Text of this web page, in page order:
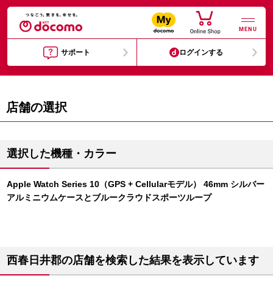
MENU
サポート ログインする
店舗の選択
選択した機種・カラー
Apple Watch Series 10（GPS + Cellularモデル） 46mm シルバー
アルミニウムケースとブルークラウドスポーツループ
西春日井郡の店舗を検索した結果を表示しています